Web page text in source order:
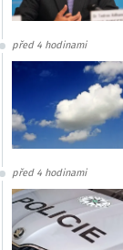
před 4 hodinami
před 4 hodinami